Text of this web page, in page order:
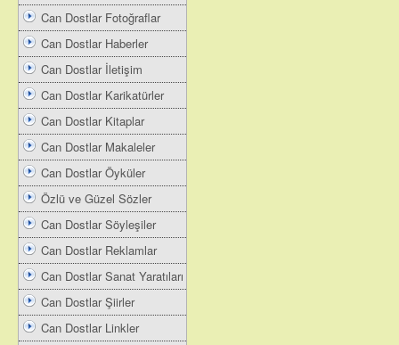
Can Dostlar Fotoğraflar
Can Dostlar Haberler
Can Dostlar İletişim
Can Dostlar Karikatürler
Can Dostlar Kitaplar
Can Dostlar Makaleler
Can Dostlar Öyküler
Özlü ve Güzel Sözler
Can Dostlar Söyleşiler
Can Dostlar Reklamlar
Can Dostlar Sanat Yaratıları
Can Dostlar Şiirler
Can Dostlar Linkler